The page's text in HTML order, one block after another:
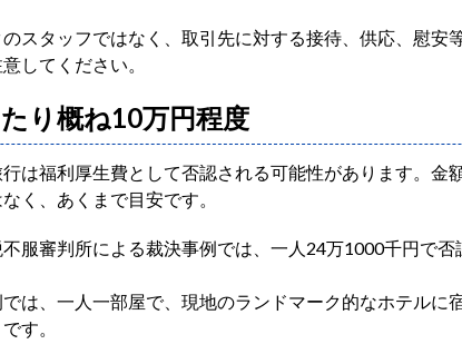
スタッフではなく、取引先に対する接待、供応、慰安
してください。
り概ね10万円程度
は福利厚生費として否認される可能性があります。金
く、あくまで目安です。
服審判所による裁決事例では、一人24万1000千円で否
は、一人一部屋で、現地のランドマーク的なホテルに
す。